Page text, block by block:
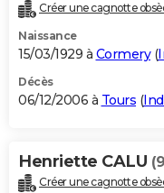
Créer une cagnotte
Naissance
15/03/1929 à Cormery(
Décès
06/12/2006 à Tours (
Henriette CALU
Créer une cagnotte